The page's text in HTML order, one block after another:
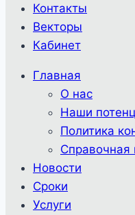
Контакты
Векторы
Кабинет
Главная
О нас
Наши
Политика
Новости
Сроки
Услуги